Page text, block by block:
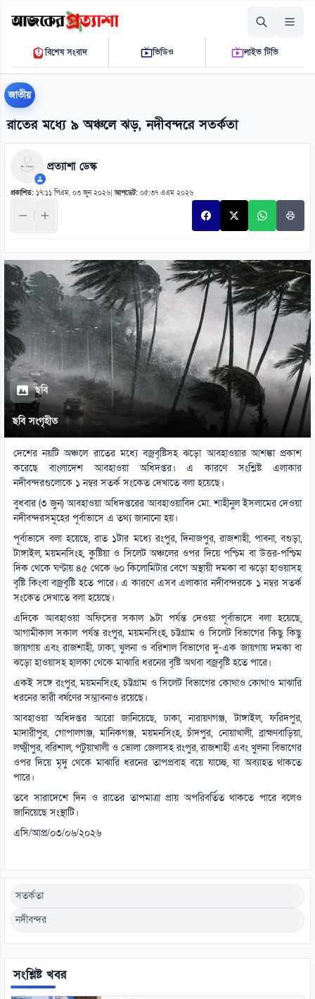
শুক্রবার, ০৭ আগস্ট ২০২৬
১১:৫৮:৫৪ এ.এম.THE DAILY AJKER PROTTASHA
বিশেষ সংবাদ ভিডিও লাইভ টিভি
জাতীয়
রাতের মধ্যে ৯ অঞ্চলে ঝড়, নদীবন্দরে সতর্কতা
প্রত্যাশা ডেস্ক
প্রকাশিত: ১৭:১১ পিএম, ০৩ জুন ২০২৬ |আপডেট: ০৫:৩৭ এএম ২০২৬
ছবি
ছবি সংগৃহীত
দেশের নয়টি অঞ্চলে রাতের মধ্যে বজ্রবৃষ্টিসহ ঝড়ো আবহাওয়ার আশঙ্কা প্রকাশ
করেছে বাংলাদেশ আবহাওয়া অধিদপ্তর। এ কারণে সংশ্লিষ্ট এলাকার
নদীবন্দরগুলোকে ১ নম্বর সতর্ক সংকেত দেখাতে বলা হয়েছে।
বুধবার (৩ জুন) আবহাওয়া অধিদপ্তরের আবহাওয়াবিদ মো. শাহীনুল ইসলামের দেওয়া
নদীবন্দরসমূহের পূর্বাভাসে এ তথ্য জানানো হয়।
পূর্বাভাসে বলা হয়েছে, রাত ১টার মধ্যে রংপুর, দিনাজপুর, রাজশাহী, পাবনা, বগুড়া,
টাঙ্গাইল, ময়মনসিংহ, কুষ্টিয়া ও সিলেট অঞ্চলের ওপর দিয়ে পশ্চিম বা উত্তর-পশ্চিম
দিক থেকে ঘণ্টায় ৪৫ থেকে ৬০ কিলোমিটার বেগে অস্থায়ী দমকা বা ঝড়ো হাওয়াসহ
বৃষ্টি কিংবা বজ্রবৃষ্টি হতে পারে। এ কারণে এসব এলাকার নদীবন্দরকে ১ নম্বর সতর্ক
সংকেত দেখাতে বলা হয়েছে।
এদিকে আবহাওয়া অফিসের সকাল ৯টা পর্যন্ত দেওয়া পূর্বাভাসে বলা হয়েছে,
আগামীকাল সকাল পর্যন্ত রংপুর, ময়মনসিংহ, চট্টগ্রাম ও সিলেট বিভাগের কিছু কিছু
জায়গায় এবং রাজশাহী, ঢাকা, খুলনা ও বরিশাল বিভাগের দু-এক জায়গায় দমকা বা
ঝড়ো হাওয়াসহ হালকা থেকে মাঝারি ধরনের বৃষ্টি অথবা বজ্রবৃষ্টি হতে পারে।
একই সঙ্গে রংপুর, ময়মনসিংহ, চট্টগ্রাম ও সিলেট বিভাগের কোথাও কোথাও মাঝারি
ধরনের ভারী বর্ষণের সম্ভাবনাও রয়েছে।
আবহাওয়া অধিদপ্তর আরো জানিয়েছে, ঢাকা, নারায়ণগঞ্জ, টাঙ্গাইল, ফরিদপুর,
মাদারীপুর, গোপালগঞ্জ, মানিকগঞ্জ, ময়মনসিংহ, চাঁদপুর, নোয়াখালী, ব্রাহ্মণবাড়িয়া,
লক্ষ্মীপুর, বরিশাল, পটুয়াখালী ও ভোলা জেলাসহ রংপুর, রাজশাহী এবং খুলনা বিভাগের
ওপর দিয়ে মৃদু থেকে মাঝারি ধরনের তাপপ্রবাহ বয়ে যাচ্ছে, যা অব্যাহত থাকতে
পারে।
তবে সারাদেশে দিন ও রাতের তাপমাত্রা প্রায় অপরিবর্তিত থাকতে পারে বলেও
জানিয়েছে সংস্থাটি।
এসি/আপ্র/০৩/০৬/২০২৬
সতর্কতা
নদীবন্দর
সংশ্লিষ্ট খবর